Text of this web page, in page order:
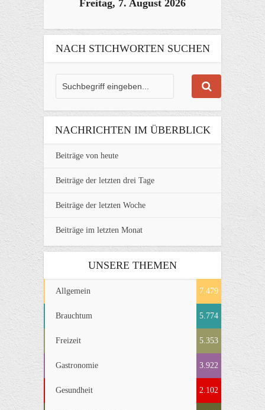
Freitag, 7. August 2026
NACH STICHWORTEN SUCHEN
NACHRICHTEN IM ÜBERBLICK
Beiträge von heute
Beiträge der letzten drei Tage
Beiträge der letzten Woche
Beiträge im letzten Monat
UNSERE THEMEN
Allgemein 7.479
Brauchtum 5.774
Freizeit 5.353
Gastronomie 3.922
Gesundheit 2.102